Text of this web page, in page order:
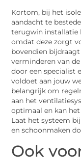
Kortom, bij het
aandacht te
terugwin installatie
omdat deze zorgt
bovendien
verminderen van
door een specialist
voldoet aan jouw
belangrijk om
aan het
optimaal en kan
Laat het systeem
en schoonmaken
Ook